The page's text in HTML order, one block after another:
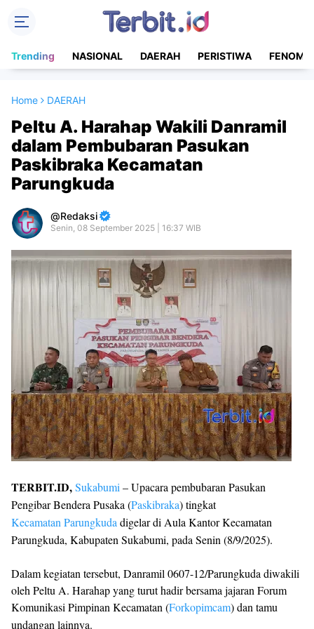
Trending NASIONAL DAERAH PERISTIWA
Home DAERAH
Peltu A. Harahap Wakili Danramil
dalam Pembubaran Pasukan
Paskibraka Kecamatan
Parungkuda
Redaksi
Senin, 08 September 2025 | 16:37 WIB
TERBIT.ID,Sukabumi – Upacara pembubaran Pasukan
Pengibar Bendera Pusaka (Paskibraka) tingkat
Kecamatan Parungkuda digelar di Aula Kantor Kecamatan
Parungkuda, Kabupaten Sukabumi, pada Senin (8/9/2025).
Dalam kegiatan tersebut, Danramil 0607-12/Parungkuda diwakili
oleh Peltu A. Harahap yang turut hadir bersama jajaran Forum
Komunikasi Pimpinan Kecamatan (Forkopimcam) dan tamu
undangan lainnya.